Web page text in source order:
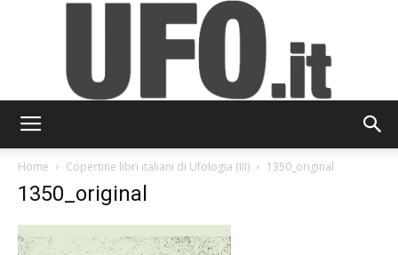
Home Copertine libri italiani di Ufologia (III) 1350_original
1350_original